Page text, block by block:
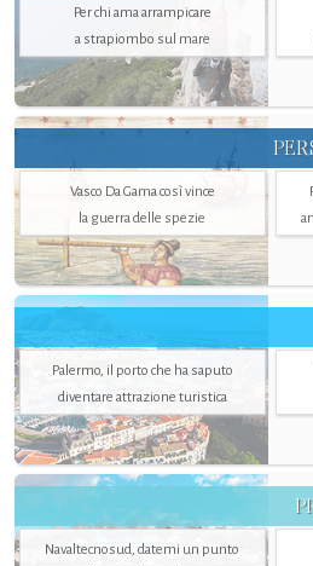
Per chi ama arrampicare
a strapiombo sul mare
Vasco Da Gama così vince
la guerra delle spezie
Palermo, il porto che ha saputo
diventare attrazione turistica
Navaltecnosud, datemi un punto